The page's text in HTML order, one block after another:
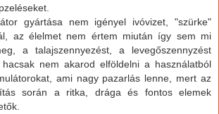
gyártása nem igényel ivóvizet, "szürke"
az élelmet nem értem miután így sem mi
a talajszennyezést, a levegőszennyzést
nem akarod elföldelni a használatból
ami nagy pazarlás lenne, mert az
során a ritka, drága és fontos elemek